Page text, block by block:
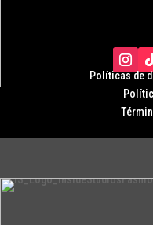
Políticas de